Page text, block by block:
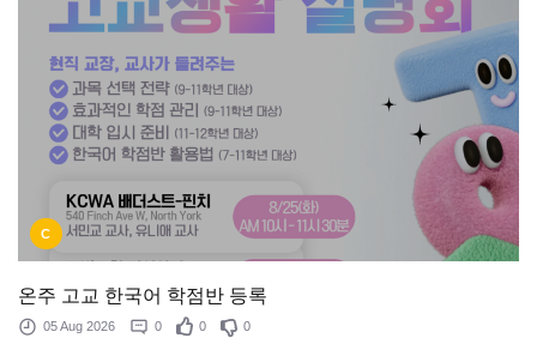
C
온주 고교 한국어 학점반 등록
05 Aug 2026 0 0 0